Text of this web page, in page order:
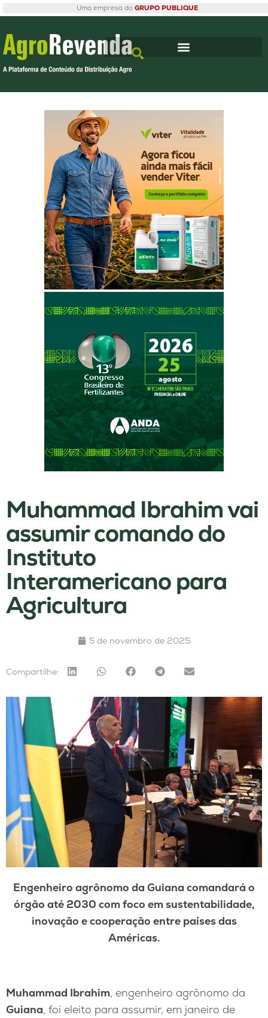
Uma empresa do GRUPO PUBLIQUE
Muhammad Ibrahim vai
assumir comando do
Instituto
Interamericano para
Agricultura
5 de novembro de 2025
Compartilhe:
Engenheiro agrônomo da Guiana comandará o
órgão até 2030 com foco em sustentabilidade,
inovação e cooperação entre países das
Américas.
Muhammad Ibrahim, engenheiro agrônomo da
Guiana, foi eleito para assumir, em janeiro de